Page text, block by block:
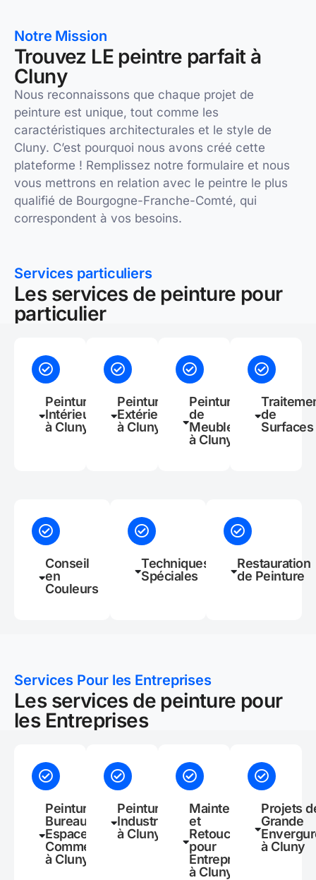
Notre Mission
Trouvez LE peintre parfait à
Cluny
Nous reconnaissons que chaque projet de
peinture est unique, tout comme les
caractéristiques architecturales et le style de
Cluny. C’est pourquoi nous avons créé cette
plateforme ! Remplissez notre formulaire et nous
vous mettrons en relation avec le peintre le plus
qualifié de Bourgogne-Franche-Comté, qui
correspondent à vos besoins.
Services particuliers
Les services de peinture pour
particulier
Peinture
Intérieure
à Cluny
Peinture
Extérieure
à Cluny
Peinture
de
Meubles
à Cluny
de
Surfaces
Conseil
en
Couleurs
Techniques
Spéciales
Restauration
de Peinture
Services Pour les Entreprises
Les services de peinture pour
les Entreprises
Peinture de
Bureaux et
Espaces
Commerciaux
à Cluny
Peinture
Industrielle
à Cluny
Maintenance
et
Retouches
pour
Entreprises
à Cluny
Projets
Grande
à Cluny